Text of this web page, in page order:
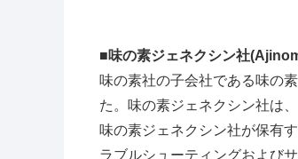
■味の素ジェネクシン社
味の素社の子会社である味の
た。味の素ジェネクシン社は、
味の素ジェネクシン社が保有す
ラブルシューティングおよび